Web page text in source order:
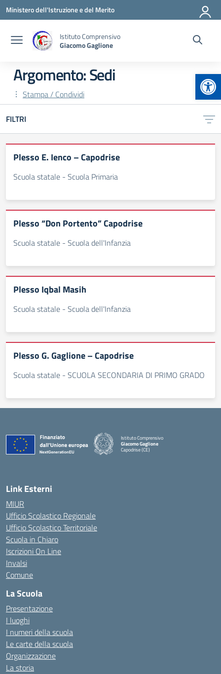
Vai ai contenuti
Vai al menu di navigazione
Vai al footer
Ministero dell'Istruzione e del Merito
Istituto Comprensivo
Giacomo Gaglione
Argomento: Sedi
Stampa / Condividi
FILTRI
Plesso E. Ienco – Capodrise
Scuola statale - Scuola Primaria
Plesso “Don Portento” Capodrise
Scuola statale - Scuola dell'Infanzia
Plesso Iqbal Masih
Scuola statale - Scuola dell'Infanzia
Plesso G. Gaglione – Capodrise
Scuola statale - SCUOLA SECONDARIA DI PRIMO GRADO
Istituto Comprensivo
Giacomo Gaglione
Capodrise (CE)
— Visita la pagina iniziale della scuola
Link Esterni
MIUR
Ufficio Scolastico Regionale
Ufficio Scolastico Territoriale
Scuola in Chiaro
Iscrizioni On Line
Invalsi
Comune
La Scuola
Presentazione
I luoghi
I numeri della scuola
Le carte della scuola
Organizzazione
La storia